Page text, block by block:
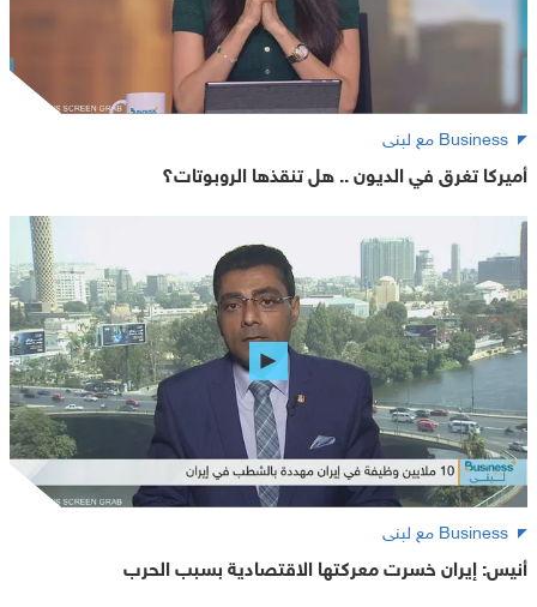
Business مع لبنى
أميركا تغرق في الديون .. هل تنقذها الروبوتات؟
Business مع لبنى
أنيس: إيران خسرت معركتها الاقتصادية بسبب الحرب